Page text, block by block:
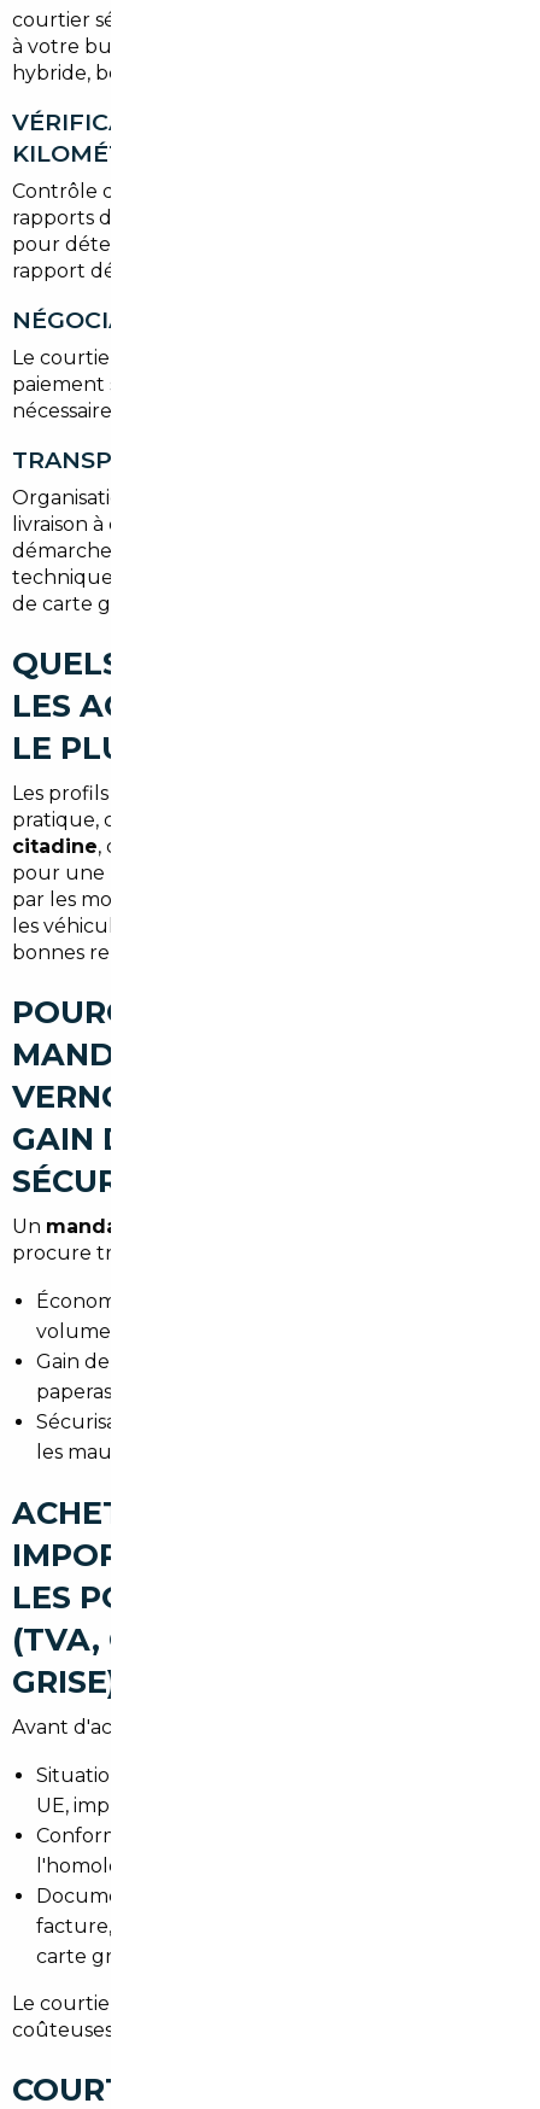
courtier sélectionne plusieurs options correspondant
à votre budget et à vos attentes (SUV, citadine,
hybride, berline premium).
VÉRIFICATION HISTORIQUE ET
KILOMÉTRAGE
Contrôle des factures, du carnet d'entretien, des
rapports d'expertise et des relevés de kilométrage
pour détecter toute incohérence ou fraude. Un
rapport détaillé vous est remis avant toute offre.
NÉGOCIATION ET ACHAT
Le courtier négocie le meilleur prix, organise le
paiement sécurisé et rédige les documents
nécessaires (contrat de vente, facture, quittance).
TRANSPORT ET IMMATRICULATION
Organisation du transport jusqu'à Vernouillet ou
livraison à domicile, puis prise en charge des
démarches d'importation : quitus fiscal, contrôle
technique si nécessaire, homologation et demande
de carte grise.
QUELS TYPES DE VOITURES
LES ACHETEURS RECHERCHENT
LE PLUS À VERNOUILLET
Les profils varient : familles cherchant un
pratique, conducteurs urbains privilégiant la
citadine, clients soucieux de consommation optant
pour une
par les modèles
les véhicules fiables avec faible consommation et
bonnes reprises sur autoroute.
POURQUOI FAIRE APPEL À UN
MANDATAIRE AUTO À
VERNOUILLET (ÉCONOMIES,
GAIN DE TEMPS,
SÉCURISATION)
Un mandataire auto Vernouillet
procure trois bénéfices clairs :
Économies sur le prix d'achat grâce à l'achat en
volume et au réseau.
Gain de temps : recherche, déplacements et
paperasserie pris en charge.
Sécurisation juridique et administrative pour éviter
les mauvaises surprises.
ACHETER UNE VOITURE
IMPORTÉE À VERNOUILLET :
LES POINTS DE VIGILANCE
(TVA, CONFORMITÉ, CARTE
GRISE)
Avant d'acheter, vérifiez :
Situation TVA : véhicule acheté dans l'UE ou hors
UE, implications fiscales (quitus).
Conformité technique et émissions pour
l'homologation en France.
Documents obligatoires : certificat de cession,
facture, contrôle technique et dossier pour la
carte grise.
Le courtier vous accompagne pour éviter les erreurs
coûteuses et les délais prolongés à la préfecture.
COURTIER AUTOMOBILE